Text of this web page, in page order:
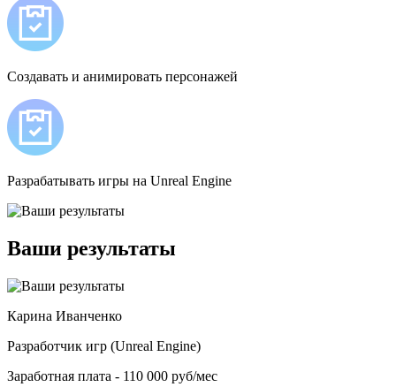
Создавать и анимировать персонажей
Разрабатывать игры на Unreal Engine
Ваши результаты
Карина Иванченко
Разработчик игр (Unreal Engine)
Заработная плата - 110 000 руб/мес